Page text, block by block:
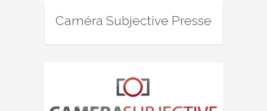
Caméra Subjective Presse